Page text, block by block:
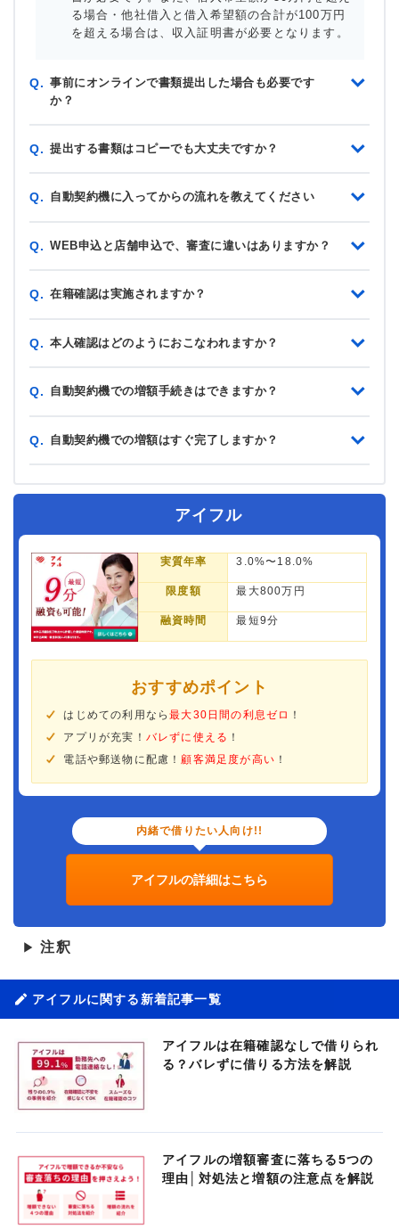
る場合・他社借入と借入希望額の合計が100万円
を超える場合は、収入証明書が必要となります。
Q. 事前にオンラインで書類提出した場合も必要です
か？
Q. 提出する書類はコピーでも大丈夫ですか？
Q. 自動契約機に入ってからの流れを教えてください
Q. WEB申込と店舗申込で、審査に違いはありますか？
Q. 在籍確認は実施されますか？
Q. 本人確認はどのようにおこなわれますか？
Q. 自動契約機での増額手続きはできますか？
Q. 自動契約機での増額はすぐ完了しますか？
アイフル
実質年率 3.0%〜18.0%
限度額 最大800万円
融資時間 最短9分
おすすめポイント
はじめての利用なら最大30日間の利息ゼロ ！
アプリが充実！ バレずに使える ！
電話や郵送物に配慮！ 顧客満足度が高い ！
内緒で借りたい人向け!!
アイフルの詳細はこちら
▶ 注釈
アイフルに関する新着記事一覧
アイフルは在籍確認なしで借りられ
る？バレずに借りる方法を解説
アイフルの増額審査に落ちる5つの
理由│対処法と増額の注意点を解説